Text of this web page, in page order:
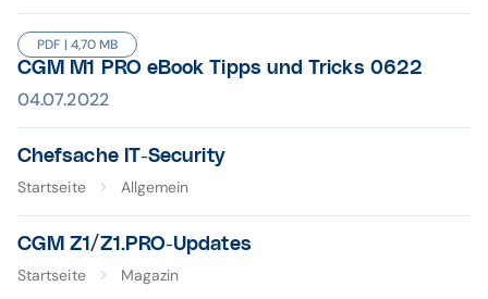
PDF | 4,70 MB
CGM M1 PRO eBook Tipps und Tricks 0622
04.07.2022
Chefsache IT-Security
Startseite
Allgemein
CGM Z1/Z1.PRO-Updates
Startseite
Magazin